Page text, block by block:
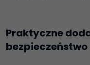
Praktyczne
bezpieczeństwo